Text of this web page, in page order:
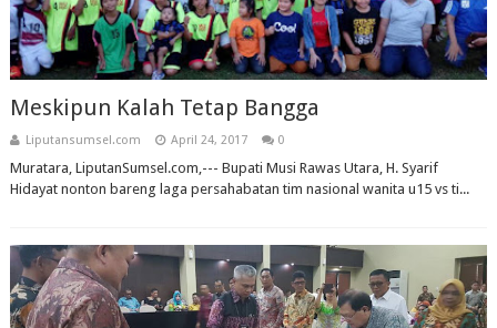
Meskipun Kalah Tetap Bangga
Liputansumsel.com April 24, 2017 0
Muratara, LiputanSumsel.com,--- Bupati Musi Rawas Utara, H. Syarif
Hidayat nonton bareng laga persahabatan tim nasional wanita u15 vs ti...